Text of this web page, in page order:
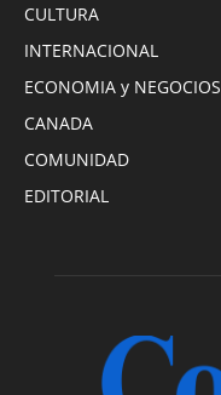
CULTURA
INTERNACIONAL
ECONOMIA y NEGOCIOS
CANADA
COMUNIDAD
EDITORIAL